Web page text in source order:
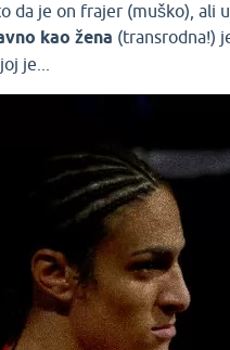
da je on frajer (muško), ali
kao žena (transrodna!)
je...